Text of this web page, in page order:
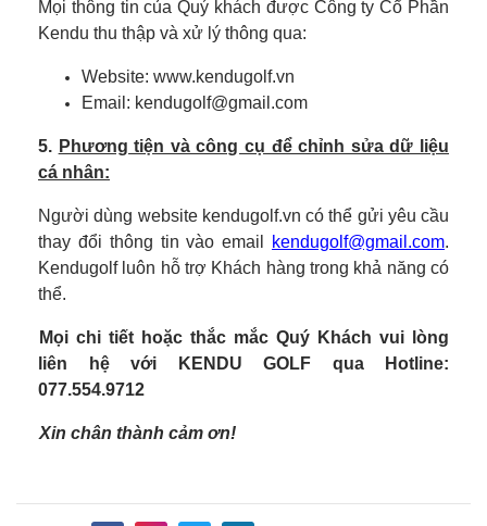
Mọi thông tin của Quý khách được Công ty Cổ Phần
Kendu thu thập và xử lý thông qua:
Website: www.kendugolf.vn
Email: kendugolf@gmail.com
5. Phương tiện và công cụ để chỉnh sửa dữ liệu
cá nhân:
Người dùng website kendugolf.vn có thể gửi yêu cầu
thay đổi thông tin vào email
kendugolf@gmail.com.
Kendugolf luôn hỗ trợ Khách hàng trong khả năng có
thể.
Mọi chi tiết hoặc thắc mắc Quý Khách vui lòng
liên hệ với KENDU GOLF qua Hotline:
077.554.9712
Xin chân thành cảm ơn!